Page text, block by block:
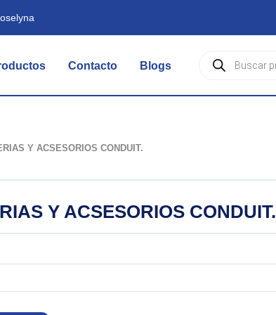
Contacto Blogs
Búsqueda
Y ACSESORIOS CONDUIT.
Y ACSESORIOS CONDUIT.